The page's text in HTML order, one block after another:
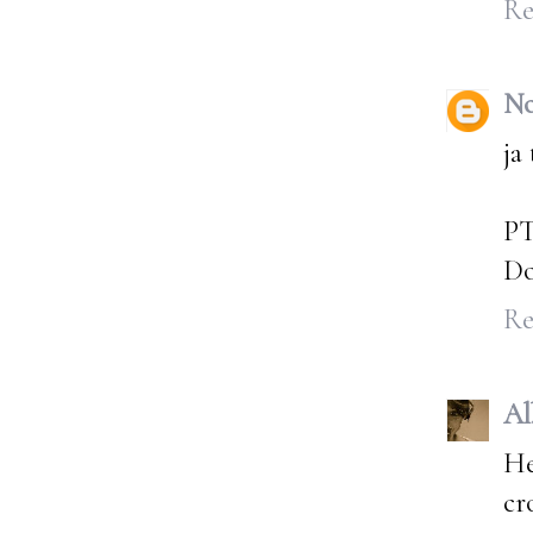
ja